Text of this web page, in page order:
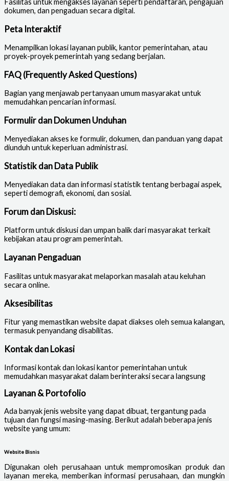
dokumen, dan pengaduan secara digital.
Peta Interaktif
Menampilkan lokasi layanan publik, kantor pemerintahan, atau
proyek-proyek pemerintah yang sedang berjalan.
FAQ (Frequently Asked Questions)
Bagian yang menjawab pertanyaan umum masyarakat untuk
memudahkan pencarian informasi.
Formulir dan Dokumen Unduhan
Menyediakan akses ke formulir, dokumen, dan panduan yang dapat
diunduh untuk keperluan administrasi.
Statistik dan Data Publik
Menyediakan data dan informasi statistik tentang berbagai aspek,
seperti demografi, ekonomi, dan sosial.
Forum dan Diskusi:
Platform untuk diskusi dan umpan balik dari masyarakat terkait
kebijakan atau program pemerintah.
Layanan Pengaduan
Fasilitas untuk masyarakat melaporkan masalah atau keluhan
secara online.
Aksesibilitas
Fitur yang memastikan website dapat diakses oleh semua kalangan,
termasuk penyandang disabilitas.
Kontak dan Lokasi
Informasi kontak dan lokasi kantor pemerintahan untuk
memudahkan masyarakat dalam berinteraksi secara langsung
Layanan & Portofolio
Ada banyak jenis website yang dapat dibuat, tergantung pada
tujuan dan fungsi masing-masing. Berikut adalah beberapa jenis
website yang umum:
Website Bisnis
Digunakan oleh perusahaan untuk mempromosikan produk dan
layanan mereka, memberikan informasi perusahaan, dan mungkin